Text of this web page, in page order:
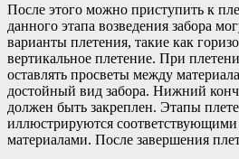
После этого можно приступить к
данного этапа возведения забора
варианты плетения, такие как
вертикальное плетение. При
оставлять просветы между
достойный вид забора. Нижний
должен быть закреплен. Этапы
иллюстрируются
материалами. После завершения